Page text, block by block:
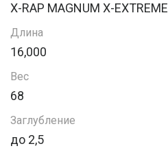
X-RAP MAGNUM X-EXTREME
Длина
16,000
Вес
68
Заглубление
до 2,5